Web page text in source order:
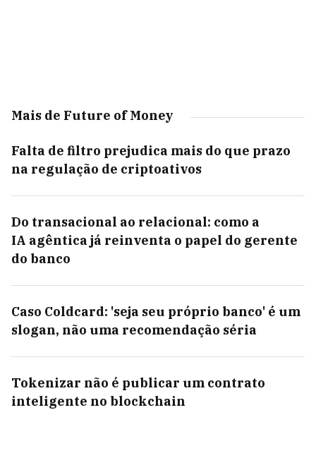
Mais de Future of Money
Falta de filtro prejudica mais do que prazo
na regulação de criptoativos
Do transacional ao relacional: como a
IA agêntica já reinventa o papel do gerente
do banco
Caso Coldcard: 'seja seu próprio banco' é um
slogan, não uma recomendação séria
Tokenizar não é publicar um contrato
inteligente no blockchain